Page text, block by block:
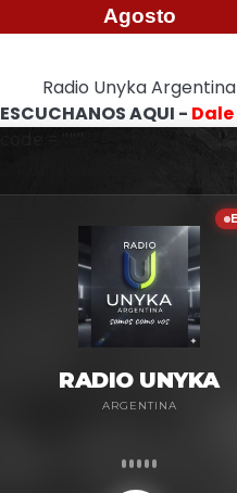
Agosto
Radio Unyka Argentina
ESCUCHANOS AQUI -